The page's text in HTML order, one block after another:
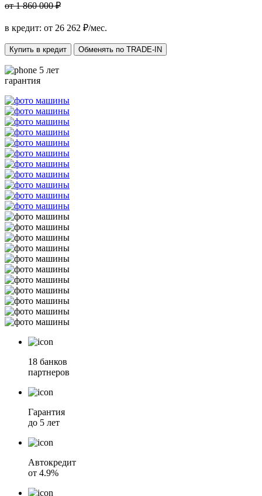
от 1 860 000 ₽
в кредит: от 26 262 ₽/мес.
Купить в кредит Обменять по TRADE-IN
5 лет
гарантия
18 банков
партнеров
Гарантия
до 5 лет
Автокредит
от 4.9%